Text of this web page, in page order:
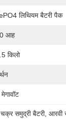
लिथियम बैटरी पैक
आह
किलो
समुद्री बैटरी, आरवी